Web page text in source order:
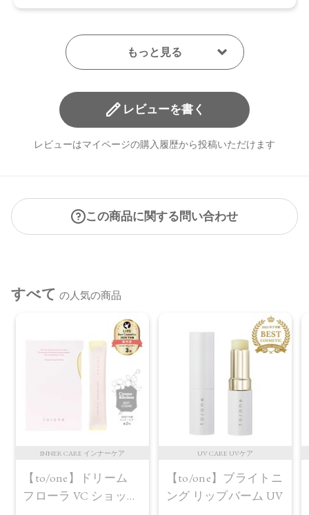
レビューを書く
レビューはマイページの購入履歴から投稿いただけます
この商品に関する問い合わせ
すべて の人気の商品
INNER CARE インナーケア
【to/one】ドリーム
フローラ VC ショット
UV CARE UVケア
【to/one】ブライトニ
ング リップバーム UV